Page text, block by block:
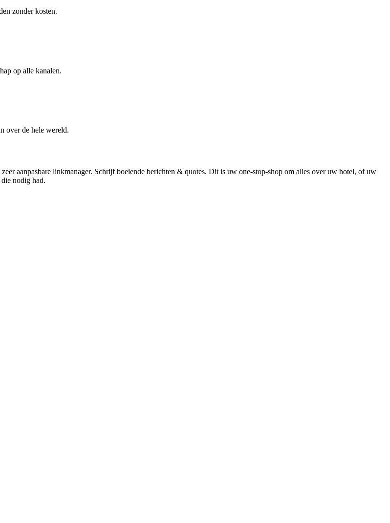
zonder kosten.
op alle kanalen.
over de hele wereld.
aanpasbare linkmanager. Schrijf boeiende berichten & quotes. Dit is uw one-stop-shop om alles over uw hotel, of uw
nodig had.